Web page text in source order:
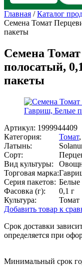
Главная /Каталог
Семена Томат
пакеты
Семена
полосатый,
пакеты
Артикул: 1999944409
Категория:
Томат,
Латынь:
Сорт:
Вид культуры:
Торговая марка:
Серия пакетов: Белые
Фасовка (г):
0,1 г
Культура:
Томат
Добавить товар к
Срок доставки
определяется при
Минимальный срок